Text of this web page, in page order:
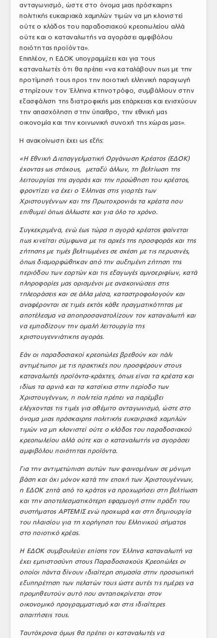
Profile
ΑΡΧΕΙΟ ΤΕΥΧΩΝ
ΣΥΝΕΔΡΙΟ ΚΡΕΑΤΟΣ
ανταγωνισμό, ώστε στο όνομα μιας πρόσκαιρης
πολιτικής ευκαιριακά χαμηλών τιμών να μη κλονιστεί
ούτε ο κλάδος του παραδοσιακού κρεοπωλείου αλλά
ούτε και ο καταναλωτής να αγοράσει αμφιβόλου
ποιότητας προϊόντα».
Επιπλέον, η ΕΔΟΚ υπογραμμίζει και για τους
καταναλωτές ότι θα πρέπει «να καταλάβουν πως με την
προτίμησή τους προς την ποιοτική ελληνική παραγωγή
στηρίζουν τον Έλληνα κτηνοτρόφο, συμβάλλουν στην
εξασφάλιση της διατροφικής μας επάρκειας και ενισχύουν
την απασχόληση στην ύπαιθρο, την εθνική μας
οικονομία και την κοινωνική συνοχή της χώρας μας».
Η ανακοίνωση έχει ως εξής:
«Η Εθνική Διεπαγγελματική Οργάνωση Κρέατος (ΕΔΟΚ)
έχοντας ως στόχους, μεταξύ άλλων, τη βελτίωση της
λειτουργίας της αγοράς και την προώθηση του κρέατος,
φροντίζει να έχει ο Έλληνας στις γιορτές των
Χριστουγέννων και της Πρωτοχρονιάς τα κρέατα που
επιθυμεί όπως άλλωστε και για όλο το χρόνο.
Συγκεκριμένα, ενώ έως τώρα η αγορά κρέατος φαίνεται
πως κινείται σύμφωνα με τις αρχές της προσφοράς και της
ζήτησης με τιμές βελτιωμένες σε σχέση με τις περυσινές,
όπως διαμορφώθηκαν από την αυξημένη ζήτηση της
περιόδου των εορτών και τις εξαγωγές αμνοεριφίων, κατά
πληροφορίες μας ορισμένοι με ανακοινώσεις στις
τηλεοράσεις και σε άλλα μέσα, καταστροφολογούν και
αναφέρονται σε τιμές εκτός κάθε πραγματικότητας με
αποτέλεσμα να αποπροσανατολίζουν τον καταναλωτή και
να εμποδίζουν την ομαλή λειτουργία της
χριστουγεννιάτικης αγοράς.
Εάν οι παραδοσιακοί κρεοπώλες βρεθούν και πάλι
αντιμέτωποι με τις πρακτικές που προσφέρουν στους
καταναλωτές προϊόντα-κράχτες, όπως είναι τα κρέατα και
ιδίως τα αρνιά και τα κατσίκια στην περίοδο των
Χριστουγέννων, η πολιτεία πρέπει να παρέμβει
ελέγχοντας τις τιμές για αθέμιτο ανταγωνισμό, ώστε στο
όνομα μιας πρόσκαιρης πολιτικής ευκαιριακά χαμηλών
τιμών να μη κλονιστεί ούτε ο κλάδος του παραδοσιακού
κρεοπωλείου αλλά ούτε και ο καταναλωτής να αγοράσει
αμφιβόλου ποιότητας προϊόντα.
Για την αντιμετώπιση αυτών των φαινομένων σε μόνιμη
βάση και όχι μόνον κατά την εποχή των Χριστουγέννων,
η ΕΔΟΚ ζητά από το κράτος να προχωρήσει στη βελτίωση
και την αποτελεσματικότερη εφαρμογή στην πράξη του
συστήματος ΑΡΤΕΜΙΣ ενώ προχωρά και στη δημιουργία
του πλαισίου για τη χορήγηση του Ελληνικού σήματος
στο ποιοτικό κρέας.
Η ΕΔΟΚ συμβουλεύει επίσης τον Έλληνα καταναλωτή να
έχει εμπιστοσύνη στους Παραδοσιακούς Κρεοπώλες οι
οποίοι πάντα δίνουν ιδιαίτερη σημασία στην προσωπική
εξυπηρέτηση των πελατών τους ώστε αυτές τις ημέρες να
προμηθευτούν αυτό που ανταποκρίνεται στον
οικονομικό προγραμματισμό και στις ιδιαίτερες
απαιτήσεις τους.
Ταυτόχρονα όμως θα πρέπει οι καταναλωτές να